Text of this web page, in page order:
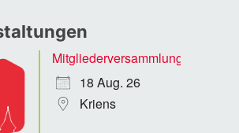
Mitgliederversammlung
18 Aug. 26
Kriens